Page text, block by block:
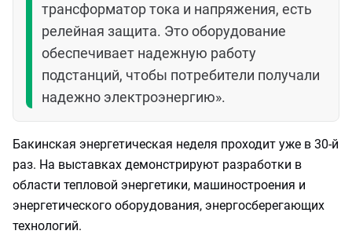
трансформатор тока и напряжения, есть
релейная защита. Это оборудование
обеспечивает надежную работу
подстанций, чтобы потребители получали
надежно электроэнергию».
Бакинская энергетическая неделя проходит уже в 30-й
раз. На выставках демонстрируют разработки в
области тепловой энергетики, машиностроения и
энергетического оборудования, энергосберегающих
технологий.